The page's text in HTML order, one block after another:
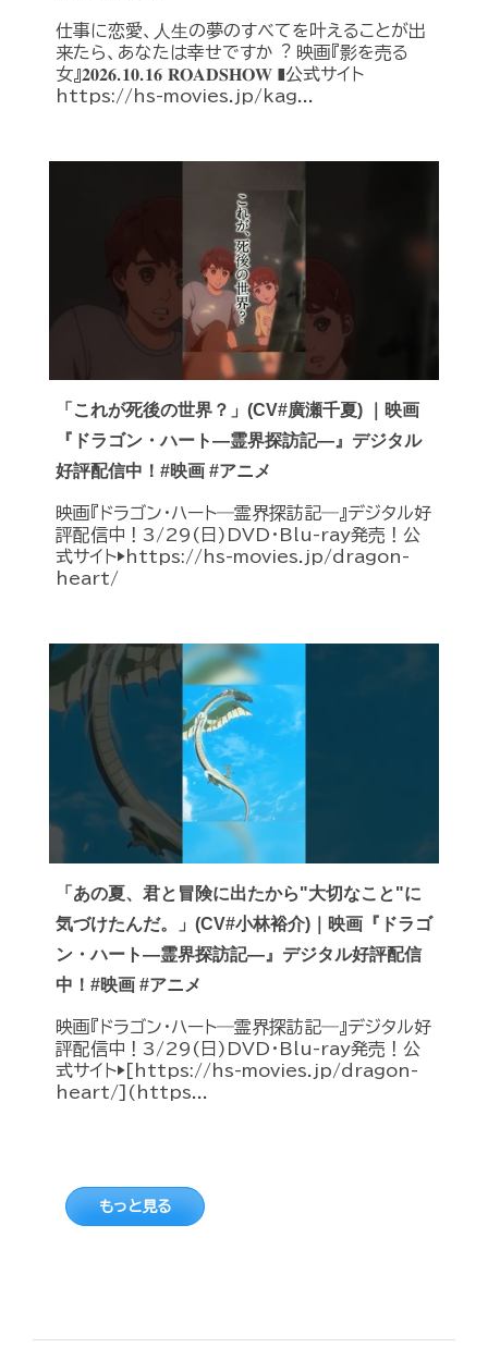
仕事に恋愛、⼈⽣の夢のすべてを叶えることが出
来たら、あなたは幸せですか︖ 映画『影を売る
女』𝟐𝟎𝟐𝟔.𝟏𝟎.𝟏𝟔 𝐑𝐎𝐀𝐃𝐒𝐇𝐎𝐖 ❚公式サイト
https://hs-movies.jp/kag...
「これが死後の世界？」(CV#廣瀬千夏) ｜映画
『ドラゴン・ハート―霊界探訪記―』デジタル
好評配信中！#映画 #アニメ
映画『ドラゴン・ハート―霊界探訪記―』デジタル好
評配信中！3/29(日)DVD・Blu-ray発売！公
式サイト▶︎https://hs-movies.jp/dragon-
heart/
「あの夏、君と冒険に出たから"大切なこと"に
気づけたんだ。」(CV#小林裕介)｜映画『ドラゴ
ン・ハート―霊界探訪記―』デジタル好評配信
中！#映画 #アニメ
映画『ドラゴン・ハート―霊界探訪記―』デジタル好
評配信中！3/29(日)DVD・Blu-ray発売！公
式サイト▶︎[https://hs-movies.jp/dragon-
heart/](https...
もっと見る